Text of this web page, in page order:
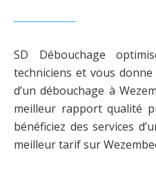
SD Débouchage
techniciens et vous
d’un débouchage à
meilleur rapport qualité
bénéficiez des services
meilleur tarif sur